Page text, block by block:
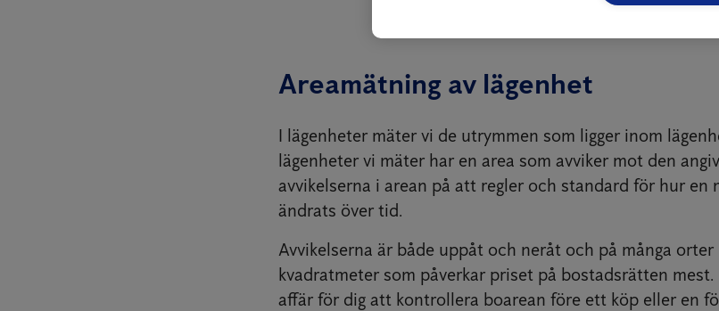
Areamätning av lägenhet
I lägenheter mäter vi de utrymmen som ligger inom
lägenheter vi mäter har en area som avviker mot den
avvikelserna i arean på att regler och standard för hur en
ändrats över tid.
Avvikelserna är både uppåt och neråt och på många
kvadratmeter som påverkar priset på bostadsrätten
affär för dig att kontrollera boarean före ett köp eller en